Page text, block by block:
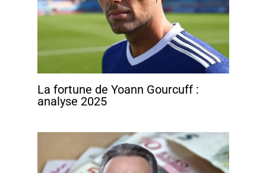
La fortune de Yoann Gourcuff :
analyse 2025